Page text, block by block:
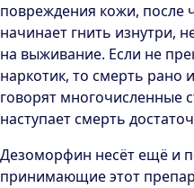
повреждения кожи, после
начинает гнить изнутри,
на выживание. Если не
наркотик, то смерть рано
говорят многочисленные
наступает смерть
Дезоморфин несёт ещё и
принимающие этот